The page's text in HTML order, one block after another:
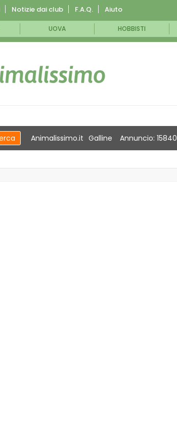
Notizie dai club F.A.Q. Aiuto
UOVA HOBBISTI
Animalissimo.it Galline Annuncio: 15840